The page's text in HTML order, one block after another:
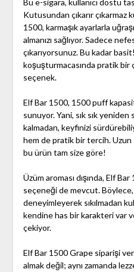
Bu e-sigara, kullanıcı dostu
Kutusundan çıkarır çıkarmaz
1500, karmaşık ayarlarla
almanızı sağlıyor. Sadece
çıkarıyorsunuz. Bu kadar
koşuşturmacasında pratik bir
seçenek.
Elf Bar 1500, 1500 puff
sunuyor. Yani, sık sık
kalmadan, keyfinizi
hem de pratik bir tercih. Uzun
bu ürün tam size göre!
Üzüm aroması dışında, Elf
seçeneği de mevcut.
deneyimleyerek sıkılmadan
kendine has bir karakteri var
çekiyor.
Elf Bar 1500 Grape siparişi
almak değil; aynı zamanda